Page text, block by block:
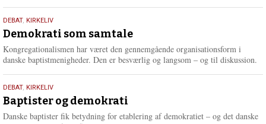
18.
maj
2026
DEBAT, KIRKELIV
Demokrati som samtale
Kongregationalismen har været den gennemgående organisationsform i
danske baptistmenigheder. Den er besværlig og langsom – og til diskussion.
18.
maj
2026
DEBAT, KIRKELIV
Baptister og demokrati
Danske baptister fik betydning for etablering af demokratiet – og det danske